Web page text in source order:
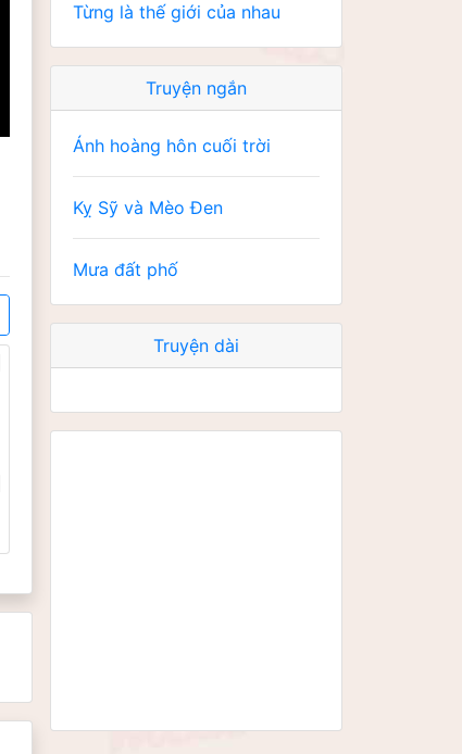
Từng là thế giới của nhau
Truyện ngắn
Ánh hoàng hôn cuối trời
Kỵ Sỹ và Mèo Đen
Mưa đất phố
Truyện dài